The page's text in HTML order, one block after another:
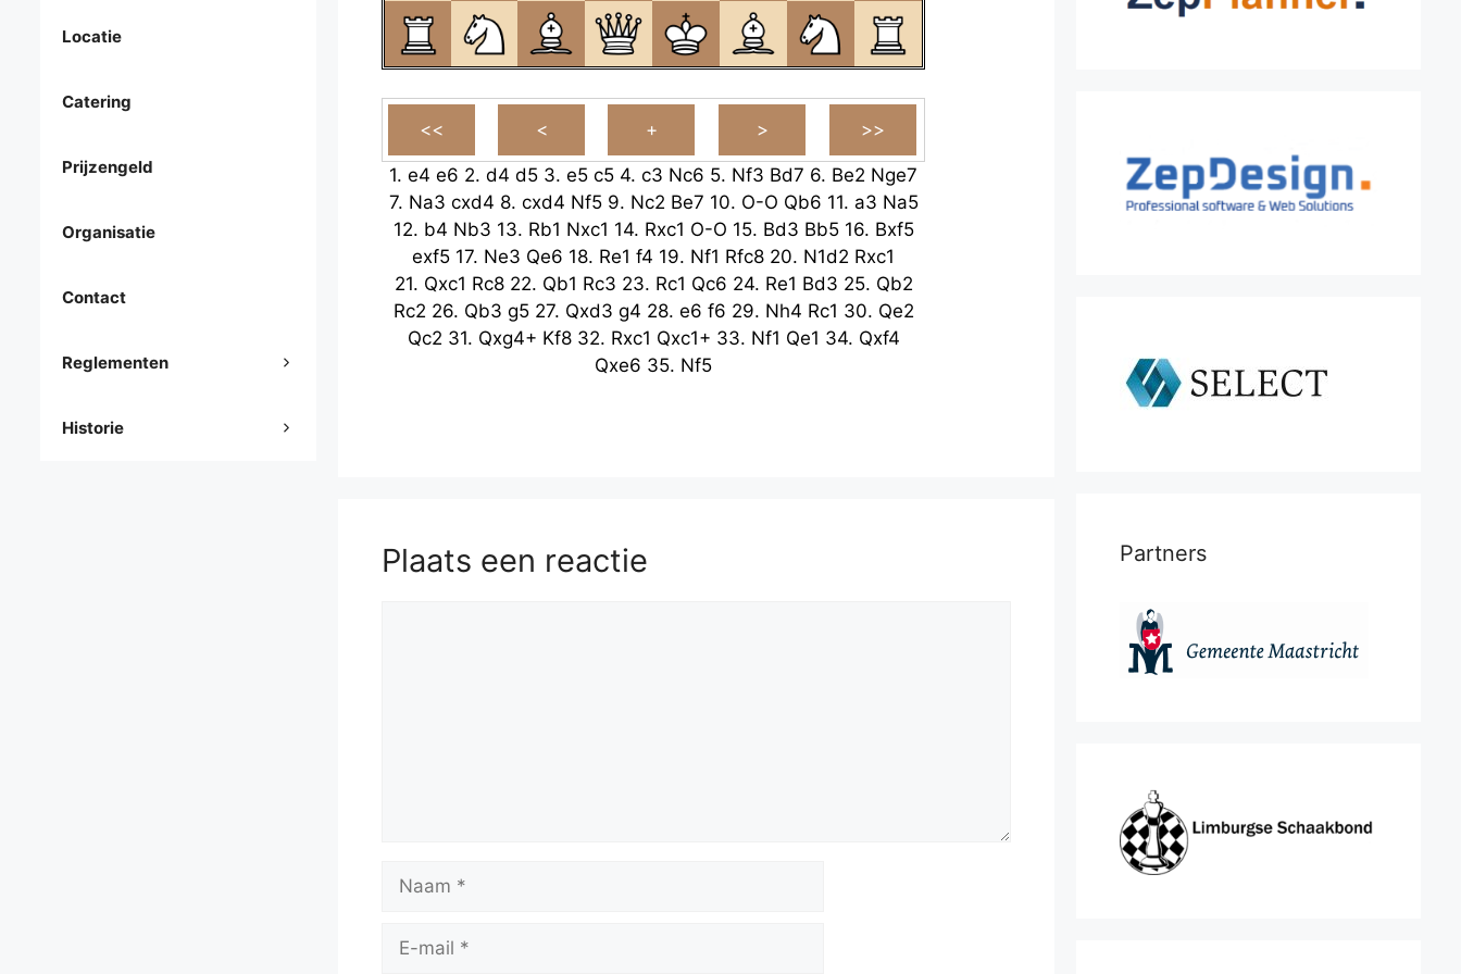
1. e4 e6 2. d4 d5 3. e5 c5 4. c3 Nc6 5. Nf3 Bd7 6. Be2 Nge7
7. Na3 cxd4 8. cxd4 Nf5 9. Nc2 Be7 10. O-O Qb6 11. a3 Na5
12. b4 Nb3 13. Rb1 Nxc1 14. Rxc1 O-O 15. Bd3 Bb5 16. Bxf5
exf5 17. Ne3 Qe6 18. Re1 f4 19. Nf1 Rfc8 20. N1d2 Rxc1
21. Qxc1 Rc8 22. Qb1 Rc3 23. Rc1 Qc6 24. Re1 Bd3 25. Qb2
Rc2 26. Qb3 g5 27. Qxd3 g4 28. e6 f6 29. Nh4 Rc1 30. Qe2
Qc2 31. Qxg4+ Kf8 32. Rxc1 Qxc1+ 33. Nf1 Qe1 34. Qxf4
Qxe6 35. Nf5
Plaats een reactie
mail
Locatie
Catering
Prijzengeld
Organisatie
Contact
Reglementen
Historie
Partners